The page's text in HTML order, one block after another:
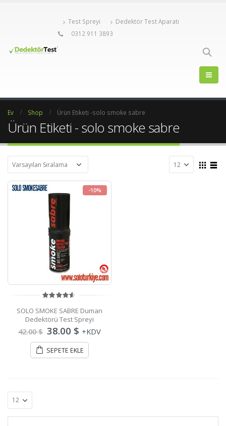
Test Spreyi
Dedektör Test Aparatı
0312 911 3893
Ev Shop Ürün Etiketi -solo smoke sabre
Ürün Etiketi - solo smoke sabre
-10%
of 5
SOLO SMOKE SABRE Duman
Dedektörü Test Spreyi
42.00$ Orijinal
fiyat:
42.00 $.
38.00 $ Şu
andaki
fiyat:
38.00 $.
+KDV
SEPETE EKLE